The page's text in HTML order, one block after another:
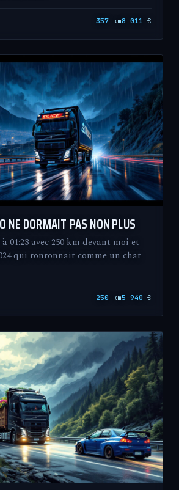
357 km8 011 €
NE DORMAIT PAS NON PLUS
01:23 avec 250 km devant moi et
qui ronronnait comme un chat
250 km5 940 €